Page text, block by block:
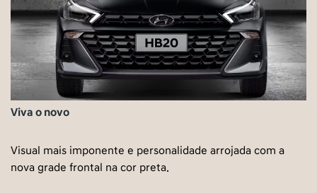
Viva o novo
Visual mais imponente e personalidade arrojada com a
nova grade frontal na cor preta.